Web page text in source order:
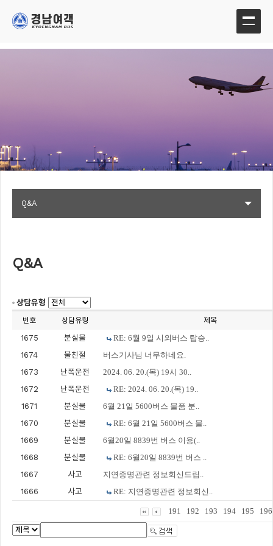
Q&A
Q&A
상담유형
번호 상담유형 제목
1675 분실물
RE: 6월 9일 시외버스 탑승..
1674
불친절
버스기사님 너무하네요.
1673
난폭운전
2024. 06. 20.(목) 19시 30..
1672
난폭운전
RE: 2024. 06. 20.(목) 19..
1671
분실물
6월 21일 5600버스 물품 분..
1670
분실물
RE: 6월 21일 5600버스 물..
1669
분실물
6월20일 8839번 버스 이용(..
1668
분실물
RE: 6월20일 8839번 버스 ..
1667
사고
지연증명관련 정보회신드립..
1666
사고 RE: 지연증명관련 정보회신..
191 192 193 194 195 196